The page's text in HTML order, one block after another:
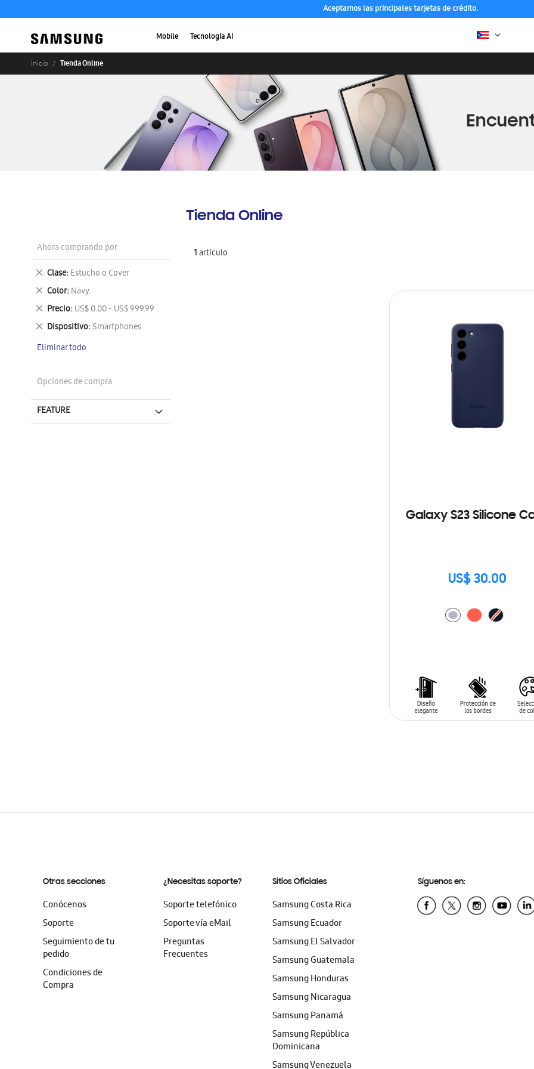
Aceptamos las principales tarjetas de crédito.
Mobile Tecnología AI
Inicio Tienda Online
Tienda Online
1artículo
Galaxy S23 Silicone
US$ 30.00
Ahora comprando por
Clase Estucho o Cover
Eliminar
este
artículo
Color Navy.
Eliminar
este
artículo
Precio US$ 0.00 - US$ 999.99
Eliminar
este
artículo
Dispositivo Smartphones
Eliminar
artículo
Eliminar todo
Opciones de compra
FEATURE
Otras secciones
Conócenos
Soporte
Seguimiento de tu
pedido
Condiciones de
Compra
¿Necesitas soporte?
Soporte telefónico
Soporte vía eMail
Preguntas
Frecuentes
Sitios Oficiales
Samsung Costa Rica
Samsung Ecuador
Samsung El Salvador
Samsung Guatemala
Samsung Honduras
Samsung Nicaragua
Samsung Panamá
Samsung República
Dominicana
Samsung Venezuela
Síguenos en: